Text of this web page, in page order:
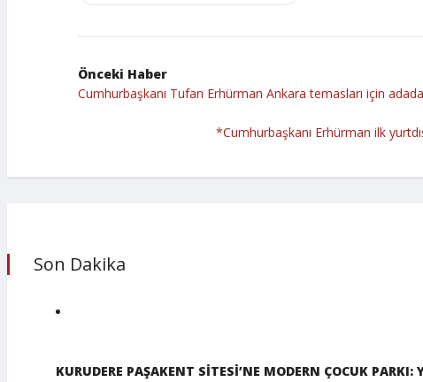
Önceki Haber
Cumhurbaşkanı Tufan Erhürman Ankara temasları için
*Cumhurbaşkanı Erhürman ilk
Son Dakika
KURUDERE PAŞAKENT SİTESİ’NE MODERN ÇOCUK